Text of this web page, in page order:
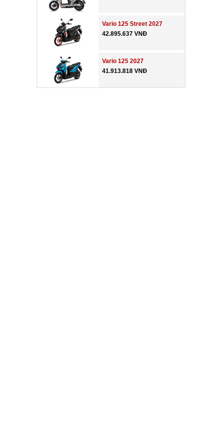
Vario 125 Street 2027
42.895.637 VNĐ
Vario 125 2027
41.913.818 VNĐ